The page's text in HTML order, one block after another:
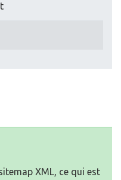
XML, ce qui est